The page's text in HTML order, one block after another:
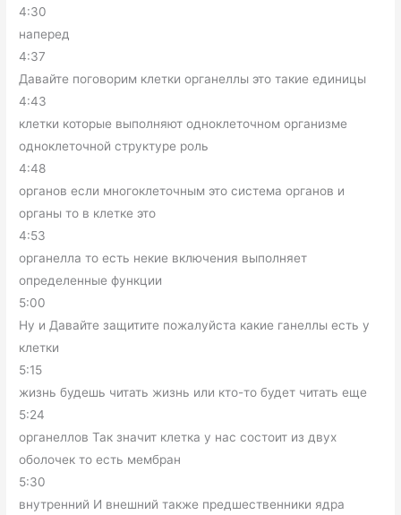
4:30
наперед
4:37
Давайте поговорим клетки органеллы это такие единицы
4:43
клетки которые выполняют одноклеточном организме
одноклеточной структуре роль
4:48
органов если многоклеточным это система органов и
органы то в клетке это
4:53
органелла то есть некие включения выполняет
определенные функции
5:00
Ну и Давайте защитите пожалуйста какие ганеллы есть у
клетки
5:15
жизнь будешь читать жизнь или кто-то будет читать еще
5:24
органеллов Так значит клетка у нас состоит из двух
оболочек то есть мембран
5:30
внутренний И внешний также предшественники ядра